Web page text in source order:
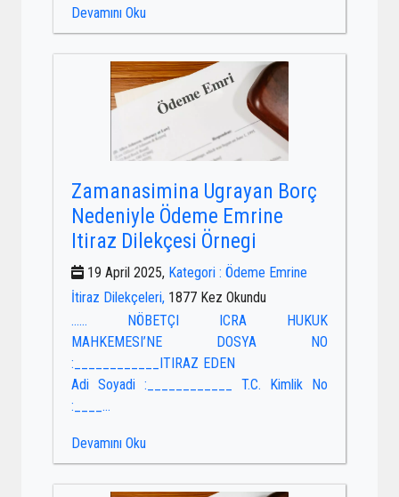
Devamını Oku
Zamanasimina Ugrayan Borç
Nedeniyle Ödeme Emrine
Itiraz Dilekçesi Örnegi
19 April 2025, Kategori : Ödeme Emrine
İtiraz Dilekçeleri, 1877 Kez Okundu
…… NÖBETÇI ICRA HUKUK
MAHKEMESI’NE DOSYA NO
:____________ITIRAZ EDEN
Adi Soyadi :____________ T.C. Kimlik No
:____...
Devamını Oku